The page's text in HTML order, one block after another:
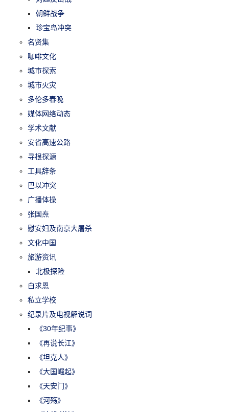
朝鲜战争
珍宝岛冲突
名贤集
咖啡文化
城市探索
城市火灾
多伦多春晚
媒体网络动态
学术文献
安省高速公路
寻根探源
工具辞条
巴以冲突
广播体操
张国焘
慰安妇及南京大屠杀
文化中国
旅游资讯
北极探险
白求恩
私立学校
纪录片及电视解说词
《30年纪事》
《再说长江》
《坦克人》
《大国崛起》
《天安门》
《河殇》